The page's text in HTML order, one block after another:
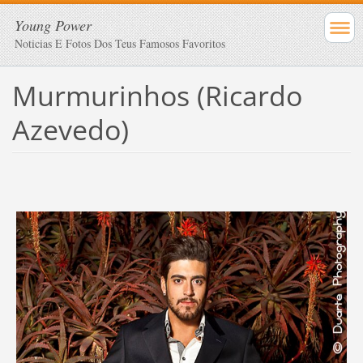
Young Power
Noticias E Fotos Dos Teus Famosos Favoritos
Murmurinhos (Ricardo
Azevedo)